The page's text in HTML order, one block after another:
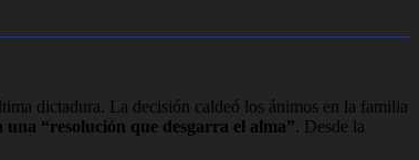
dictadura. La decisión caldeó los ánimos en la familia
una “resolución que desgarra el alma”. Desde la